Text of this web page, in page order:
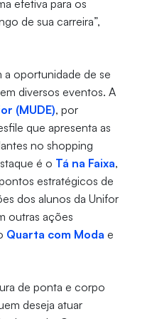
efetiva para os
de sua carreira”,
a oportunidade de se
diversos eventos. A
(MUDE), por
que apresenta as
no shopping
é o Tá na Faixa,
estratégicos de
dos alunos da Unifor
outras ações
Quarta com Moda e
de ponta e corpo
deseja atuar